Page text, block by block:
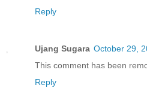
Reply
Ujang Sugara October 29,
This comment has been
Reply